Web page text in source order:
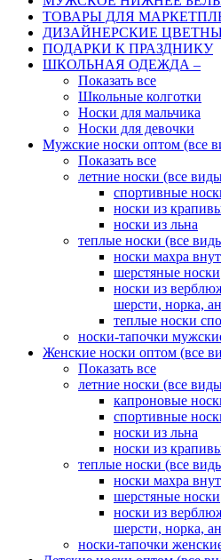
ТОВАРЫ ДЛЯ
ДИЗАЙНЕРСКИЕ
ПОДАРКИ К ПРАЗДНИКУ
ШКОЛЬНАЯ ОДЕЖДА –
Показать все
Школьные колготки
Носки для мальчика
Носки для девочки
Мужские носки оптом (все
Показать все
летние носки (все
спортивные
носки из
носки из льна
теплые носки (все
носки махра
шерстяные носки
носки из
шерсти, норка,
теплые носки
носки-тапочки
Женские носки оптом (все
Показать все
летние носки (все
капроновые
спортивные
носки из льна
носки из
теплые носки (все
носки махра
шерстяные носки
носки из
шерсти, норка,
носки-тапочки